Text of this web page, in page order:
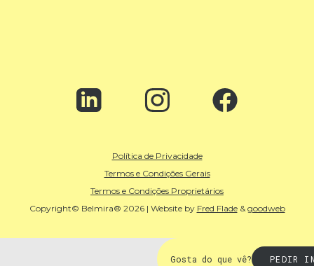
Política de Privacidade
Termos e Condições Gerais
Termos e Condições Proprietários
Copyright© Belmira® 2026 | Website by Fred Flade&goodweb
Gosta do que vê? PEDIR